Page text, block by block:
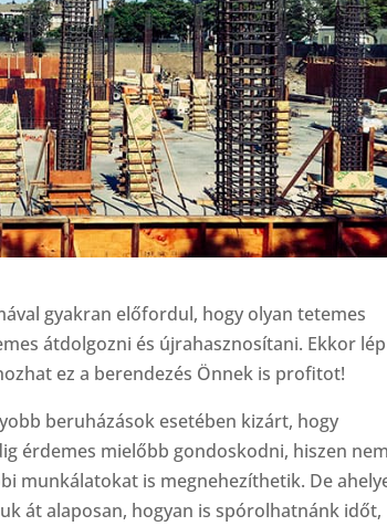
gyakran előfordul, hogy olyan tetemes
átdolgozni és újrahasznosítani. Ekkor
ez a berendezés Önnek is profitot!
beruházások esetében kizárt, hogy
érdemes mielőbb gondoskodni, hiszen nem
munkálatokat is megnehezíthetik. De
át alaposan, hogyan is spórolhatnánk időt,